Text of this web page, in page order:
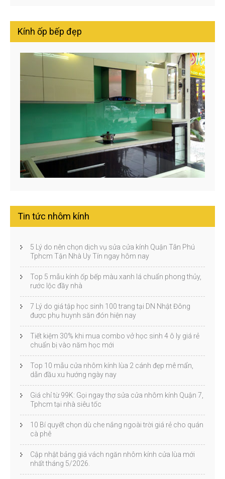
Kính ốp bếp đẹp
Tin tức nhôm kính
5 Lý do nên chọn dịch vụ sửa cửa kính Quận Tân Phú
Tphcm Tận Nhà Uy Tín ngay hôm nay
Top 5 mẫu kính ốp bếp màu xanh lá chuẩn phong thủy,
rước lộc đầy nhà
7 Lý do giá tập học sinh 100 trang tại DN Nhật Đông
được phụ huynh săn đón hiện nay
Tiết kiệm 30% khi mua combo vở học sinh 4 ô ly giá rẻ
chuẩn bị vào năm học mới
Top 10 mẫu cửa nhôm kính lùa 2 cánh đẹp mê mẩn,
dẫn đầu xu hướng ngày nay
Giá chỉ từ 99K: Gọi ngay thợ sửa cửa nhôm kính Quận 7,
Tphcm tại nhà siêu tốc
10 Bí quyết chọn dù che nắng ngoài trời giá rẻ cho quán
cà phê
Cập nhật bảng giá vách ngăn nhôm kính cửa lùa mới
nhất tháng 5/2026.